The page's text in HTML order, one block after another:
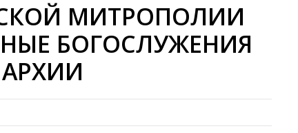
ЕПАРХИАЛЬНОЕ УПРАВЛЕНИЕ
ДОКУМЕНТЫ
ДУХОВЕНСТВО
БЛАГОЧИНИЯ
ЦЕНТР «ВОЗРОЖДЕНИЕ»
ДЕТСКИЙ ТУРИЗМ ЗАМЕТКИ
МИТРОПОЛИИ
БОГОСЛУЖЕНИЯ